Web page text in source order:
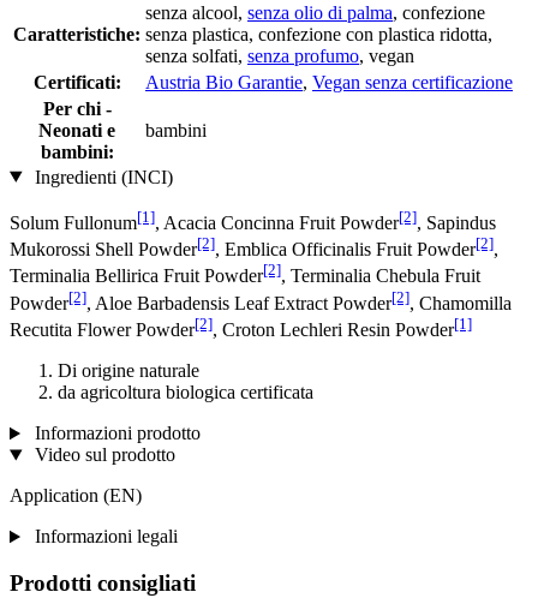
Caratteristiche:
senza alcool, senza olio di palma, confezione
senza plastica, confezione con plastica ridotta,
senza solfati, senza profumo, vegan
Certificati:
Austria Bio Garantie, Vegan senza certificazione
Per chi -
Neonati e
bambini:
bambini
Ingredienti (INCI)
Solum Fullonum[1], Acacia Concinna Fruit Powder[2], Sapindus
Mukorossi Shell Powder[2], Emblica Officinalis Fruit Powder[2],
Terminalia Bellirica Fruit Powder[2], Terminalia Chebula Fruit
Powder[2], Aloe Barbadensis Leaf Extract Powder[2], Chamomilla
Recutita Flower Powder[2], Croton Lechleri Resin Powder[1]
Di origine naturale
da agricoltura biologica certificata
Informazioni prodotto
Video sul prodotto
Application (EN)
Informazioni legali
Prodotti consigliati